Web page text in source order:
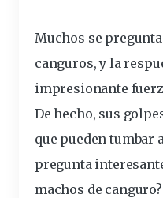
Muchos se
canguros, y la
impresionante
De hecho, sus
que pueden tumbar
pregunta
machos de